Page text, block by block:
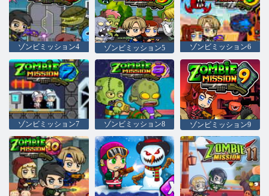
ゾンビミッション4 ゾンビミッション5 ゾンビミッション6
ゾンビミッション7 ゾンビミッション8 ゾンビミッション9